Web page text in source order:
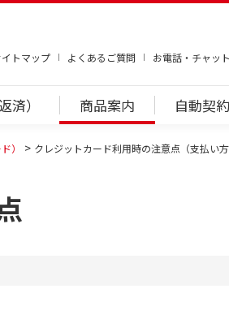
トマップ よくあるご質問 お電話・チャッ
済） 商品案内 自動契
） クレジットカード利用時の注意点（支払い